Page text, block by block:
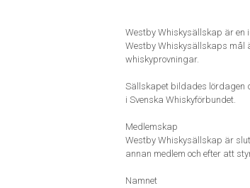
Westby Whiskysällskap är en
Westby Whiskysällskaps mål
whiskyprovningar.
Sällskapet bildades lördagen
i Svenska Whiskyförbundet.
Medlemskap
Westby Whiskysällskap är
annan medlem och efter att
Namnet